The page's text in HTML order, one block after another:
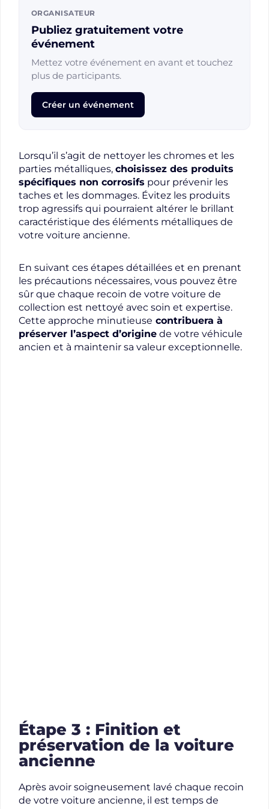
ORGANISATEUR
Publiez gratuitement votre
événement
Mettez votre événement en avant et touchez
plus de participants.
Créer un événement
Lorsqu’il s’agit de nettoyer les chromes et les
parties métalliques, choisissez des produits
spécifiques non corrosifs pour prévenir les
taches et les dommages. Évitez les produits
trop agressifs qui pourraient altérer le brillant
caractéristique des éléments métalliques de
votre voiture ancienne.
En suivant ces étapes détaillées et en prenant
les précautions nécessaires, vous pouvez être
sûr que chaque recoin de votre voiture de
collection est nettoyé avec soin et expertise.
Cette approche minutieuse contribuera à
préserver l’aspect d’origine de votre véhicule
ancien et à maintenir sa valeur exceptionnelle.
Étape 3 : Finition et
préservation de la voiture
ancienne
Après avoir soigneusement lavé chaque recoin
de votre voiture ancienne, il est temps de